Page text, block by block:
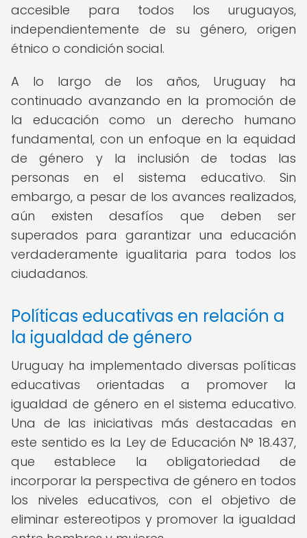
accesible para todos los uruguayos,
independientemente de su género, origen
étnico o condición social.
A lo largo de los años, Uruguay ha
continuado avanzando en la promoción de
la educación como un derecho humano
fundamental, con un enfoque en la equidad
de género y la inclusión de todas las
personas en el sistema educativo. Sin
embargo, a pesar de los avances realizados,
aún existen desafíos que deben ser
superados para garantizar una educación
verdaderamente igualitaria para todos los
ciudadanos.
Políticas educativas en relación a
la igualdad de género
Uruguay ha implementado diversas políticas
educativas orientadas a promover la
igualdad de género en el sistema educativo.
Una de las iniciativas más destacadas en
este sentido es la Ley de Educación N° 18.437,
que establece la obligatoriedad de
incorporar la perspectiva de género en todos
los niveles educativos, con el objetivo de
eliminar estereotipos y promover la igualdad